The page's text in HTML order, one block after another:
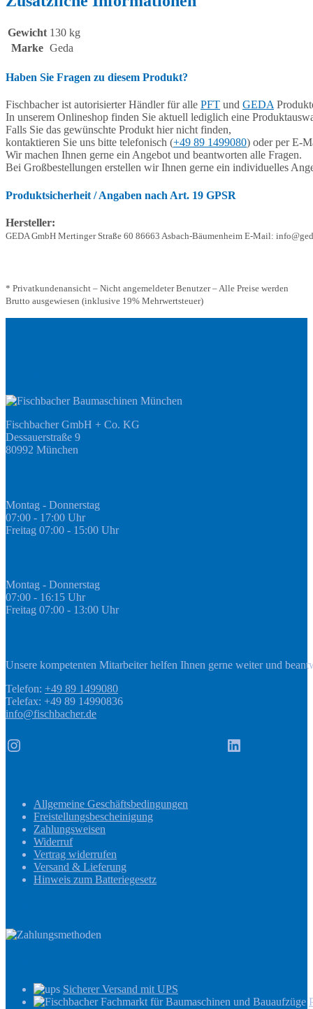
Gewicht 130 kg
Marke Geda
Haben Sie Fragen zu diesem Produkt?
Fischbacher ist autorisierter Händler für alle PFT und GEDA
In unserem Onlineshop finden Sie aktuell lediglich eine
Falls Sie das gewünschte Produkt hier nicht finden,
kontaktieren Sie uns bitte telefonisch (+49 89 1499080) oder per E-
Wir machen Ihnen gerne ein Angebot und beantworten alle Fragen.
Bei Großbestellungen erstellen wir Ihnen gerne ein individuelles
Produktsicherheit / Angaben nach Art. 19 GPSR
Hersteller:
GEDA GmbH Mertinger Straße 60 86663 Asbach-Bäumenheim E-Mail:
* Privatkundenansicht – Nicht angemeldeter Benutzer – Alle Preise werden
Brutto ausgewiesen (inklusive 19% Mehrwertsteuer)
Fischbacher GmbH + Co. KG
Dessauerstraße 9
80992 München
Montag - Donnerstag
07:00 - 17:00 Uhr
Freitag 07:00 - 15:00 Uhr
Montag - Donnerstag
07:00 - 16:15 Uhr
Freitag 07:00 - 13:00 Uhr
Unsere kompetenten Mitarbeiter helfen Ihnen gerne weiter und
Telefon: +49 89 1499080
Telefax: +49 89 14990836
info@fischbacher.de
Instagram LinkedIn
Allgemeine Geschäftsbedingungen
Freistellungsbescheinigung
Zahlungsweisen
Widerruf
Vertrag widerrufen
Versand & Lieferung
Hinweis zum Batteriegesetz
Sicherer Versand mit UPS